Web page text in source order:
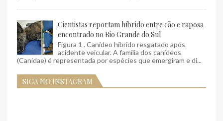
Cientistas reportam híbrido entre cão e raposa
encontrado no Rio Grande do Sul
Figura 1 . Canídeo híbrido resgatado após
acidente veicular. A família dos canídeos
(Canidae) é representada por espécies que emergiram e di...
SIGA NO INSTAGRAM